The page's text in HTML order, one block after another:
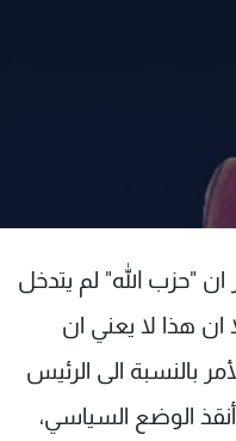
ان "حزب الله" لم يتدخل
ان هذا لا يعني ان
بالنسبة الى الرئيس
الوضع السياسي،